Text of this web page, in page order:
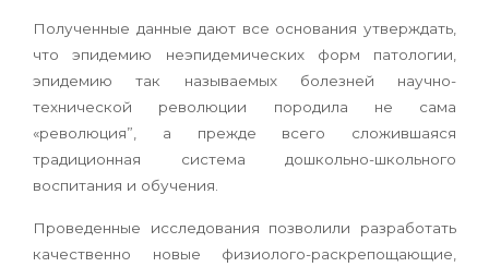
Полученные данные дают все основания утверждать,
что эпидемию неэпидемических форм патологии,
эпидемию так называемых болезней научно-
технической революции породила не сама
«революция”, а прежде всего сложившаяся
традиционная система дошкольно-школьного
воспитания и обучения.
Проведенные исследования позволили разработать
качественно новые физиолого-раскрепощающие,